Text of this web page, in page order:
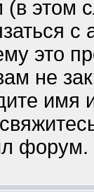
(в этом
это
не
форум.